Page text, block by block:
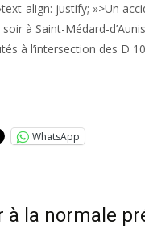
align: justify; »>Un
à Saint-Médard-
à l’intersection des D
WhatsApp
à la normale